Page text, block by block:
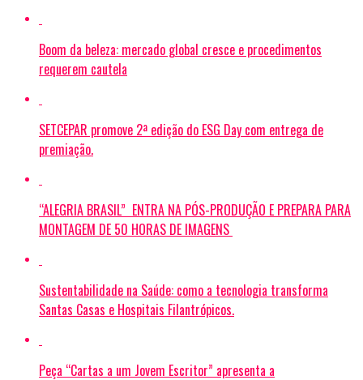
Boom da beleza: mercado global cresce e procedimentos
requerem cautela
SETCEPAR promove 2ª edição do ESG Day com entrega de
premiação.
“ALEGRIA BRASIL” ENTRA NA PÓS-PRODUÇÃO E PREPARA PARA
MONTAGEM DE 50 HORAS DE IMAGENS
Sustentabilidade na Saúde: como a tecnologia transforma
Santas Casas e Hospitais Filantrópicos.
Peça “Cartas a um Jovem Escritor” apresenta a